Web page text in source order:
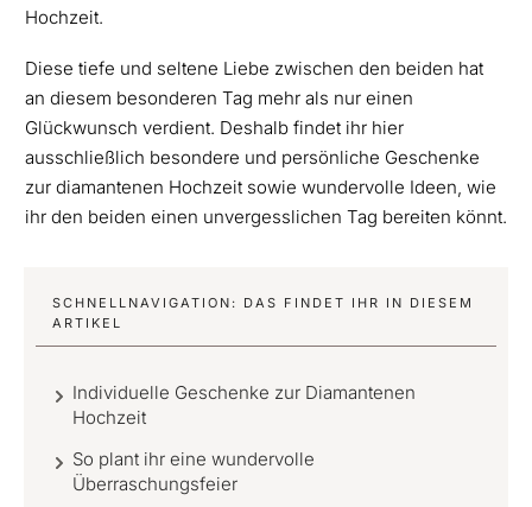
Hochzeit.
Diese tiefe und seltene Liebe zwischen den beiden hat
an diesem besonderen Tag mehr als nur einen
Glückwunsch verdient. Deshalb findet ihr hier
ausschließlich besondere und persönliche Geschenke
zur diamantenen Hochzeit sowie wundervolle Ideen, wie
ihr den beiden einen unvergesslichen Tag bereiten könnt.
SCHNELLNAVIGATION: DAS FINDET IHR IN DIESEM
ARTIKEL
Individuelle Geschenke zur Diamantenen
Hochzeit
So plant ihr eine wundervolle
Überraschungsfeier